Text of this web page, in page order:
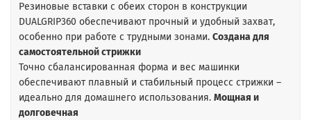
Резиновые вставки с обеих сторон в конструкции
DUALGRIP360 обеспечивают прочный и удобный захват,
особенно при работе с трудными зонами. Создана для
самостоятельной стрижки
Точно сбалансированная форма и вес машинки
обеспечивают плавный и стабильный процесс стрижки –
идеально для домашнего использования. Мощная и
долговечная